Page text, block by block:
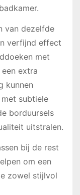
van dezelfde
verfijnd effect
met
extra
kunnen
subtiele
borduursels
uitstralen.
bij de rest
om een
zowel stijlvol